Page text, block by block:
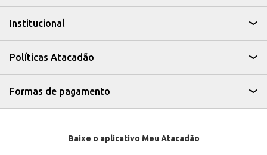
Institucional
Políticas Atacadão
Formas de pagamento
Baixe o aplicativo Meu Atacadão